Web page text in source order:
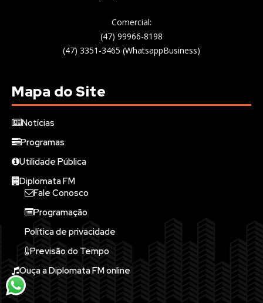
Comercial:
(47) 99966-8198
(47) 3351-3465 (WhatsappBusiness)
Mapa do Site
Notícias
Programas
Utilidade Pública
Diplomata FM
Fale Conosco
Programação
Política de privacidade
Previsão do Tempo
Ouça a Diplomata FM online